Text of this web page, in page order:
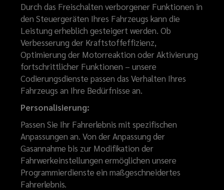
Durch das Freischalten verborgener Funktionen in
den Steuergeräten Ihres Fahrzeugs kann die
Leistung erheblich gesteigert werden. Ob
Verbesserung der Kraftstoffeffizienz,
Optimierung der Motorreaktion oder Aktivierung
fortschrittlicher Funktionen – unsere
Codierungsdienste passen das Verhalten Ihres
Fahrzeugs an Ihre Bedürfnisse an.
Personalisierung:
Passen Sie Ihr Fahrerlebnis mit spezifischen
Anpassungen an. Von der Anpassung der
Gasannahme bis zur Modifikation der
Fahrwerkeinstellungen ermöglichen unsere
Programmierdienste ein maßgeschneidertes
Fahrerlebnis.